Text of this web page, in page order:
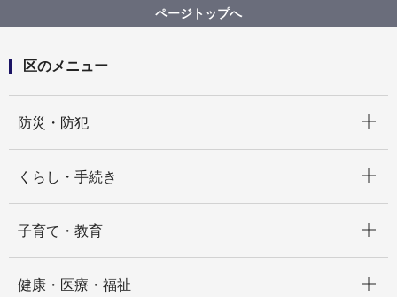
ページトップへ
区のメニュー
防災・防犯
くらし・手続き
子育て・教育
健康・医療・福祉